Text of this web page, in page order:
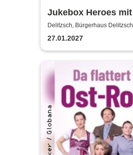
Jukebox Heroes
von Sweet, Slade
Delitzsch, Bürgerhaus Delitzsch
27.01.2027